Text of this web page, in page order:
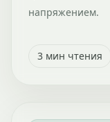
напряжением.
3 мин чтения